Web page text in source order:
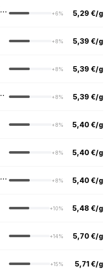
Cannabis Vital Apotheke (=Rosen Apotheke im Center) +6% 5,29 €/g
+8% 5,39 €/g
+8% 5,39 €/g
Apotheke) +8% 5,39 €/g
+8% 5,40 €/g
+8% 5,40 €/g
Goethe-Apotheke in Bensheim +8% 5,40 €/g
+10% 5,48 €/g
+14% 5,70 €/g
+15% 5,71 €/g